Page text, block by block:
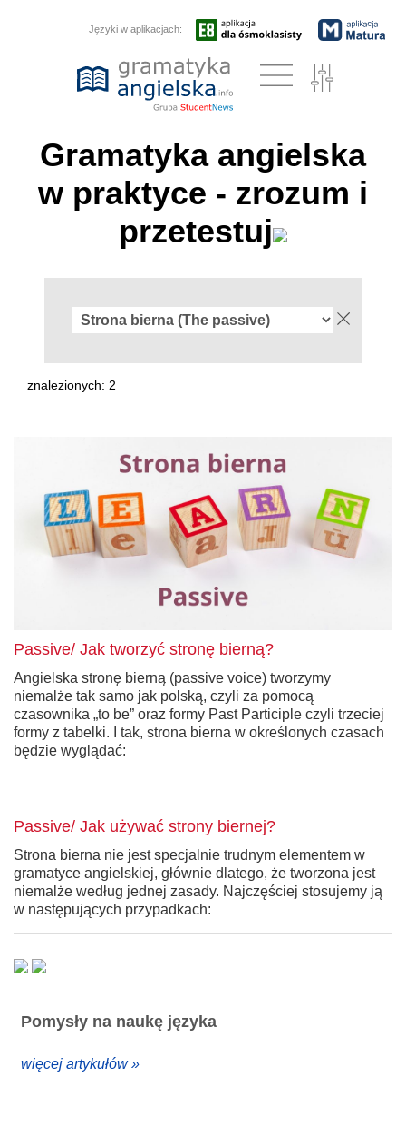
Języki w aplikacjach:
Gramatyka angielska
w praktyce - zrozum i
przetestuj
znalezionych: 2
Passive/ Jak tworzyć stronę bierną?
Angielska stronę bierną (passive voice) tworzymy
niemalże tak samo jak polską, czyli za pomocą
czasownika „to be” oraz formy Past Participle czyli trzeciej
formy z tabelki. I tak, strona bierna w określonych czasach
będzie wyglądać:
Passive/ Jak używać strony biernej?
Strona bierna nie jest specjalnie trudnym elementem w
gramatyce angielskiej, głównie dlatego, że tworzona jest
niemalże według jednej zasady. Najczęściej stosujemy ją
w następujących przypadkach:
Pomysły na naukę języka
więcej artykułów »